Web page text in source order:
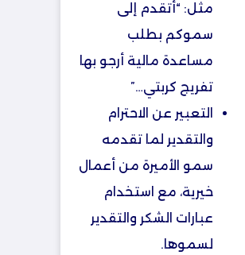
مثل: “أتقدم إلى
سموكم بطلب
مساعدة مالية أرجو بها
تفريج كربتي…”
التعبير عن الاحترام
والتقدير لما تقدمه
سمو الأميرة من أعمال
خيرية، مع استخدام
عبارات الشكر والتقدير
لسموها.